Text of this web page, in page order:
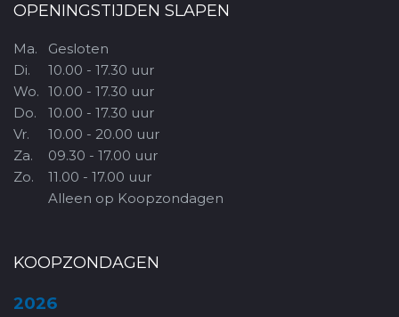
OPENINGSTIJDEN SLAPEN
Ma.
Di.
Wo.
Do.
Vr.
Za.
Zo.
Gesloten
10.00 - 17.30 uur
10.00 - 17.30 uur
10.00 - 17.30 uur
10.00 - 20.00 uur
09.30 - 17.00 uur
11.00 - 17.00 uur
Alleen op Koopzondagen
KOOPZONDAGEN
2026